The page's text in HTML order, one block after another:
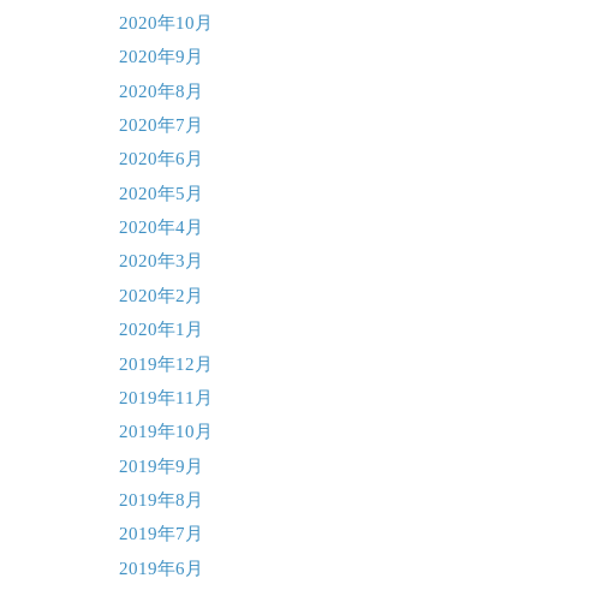
2020年10月
2020年9月
2020年8月
2020年7月
2020年6月
2020年5月
2020年4月
2020年3月
2020年2月
2020年1月
2019年12月
2019年11月
2019年10月
2019年9月
2019年8月
2019年7月
2019年6月